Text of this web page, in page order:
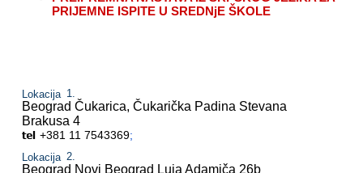
PRIJEMNE ISPITE U SREDNjE ŠKOLE
Lokacija
Beograd Čukarica, Čukarička Padina Stevana
Brakusa 4
+381 11 7543369;
Lokacija
Beograd Novi Beograd Luja Adamiča 26b